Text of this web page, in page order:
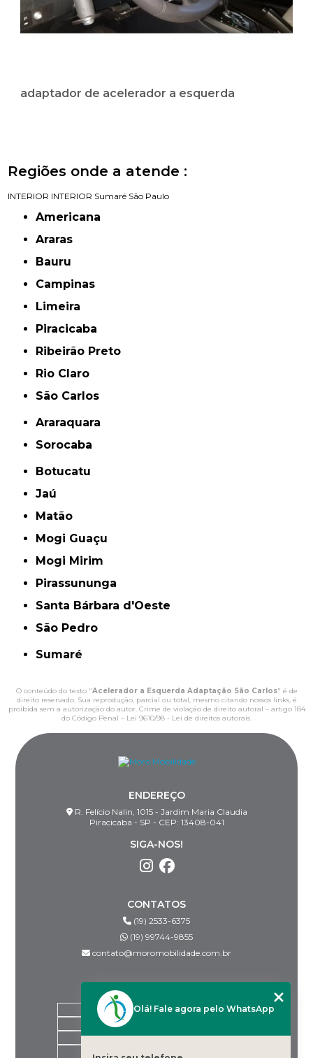
adaptador de acelerador a esquerda
Regiões onde a atende :
INTERIOR INTERIOR Sumaré São Paulo
Americana
Araras
Bauru
Campinas
Limeira
Piracicaba
Ribeirão Preto
Rio Claro
São Carlos
Araraquara
Sorocaba
Botucatu
Jaú
Matão
Mogi Guaçu
Mogi Mirim
Pirassununga
Santa Bárbara d'Oeste
São Pedro
Sumaré
O conteúdo do texto "Acelerador a Esquerda Adaptação São Carlos" é de
direito reservado. Sua reprodução, parcial ou total, mesmo citando nossos links, é
proibida sem a autorização do autor. Crime de violação de direito autoral – artigo 184
do Código Penal – Lei 9610/98 - Lei de direitos autorais.
ENDEREÇO
R. Felício Nalin, 1015 - Jardim Maria Claudia
Piracicaba - SP - CEP: 13408-041
SIGA-NOS!
CONTATOS
(19) 2533-6375
(19) 99744-9855
contato@moromobilidade.com.br
HOME
PRODUTOS
Olá! Fale agora pelo WhatsApp